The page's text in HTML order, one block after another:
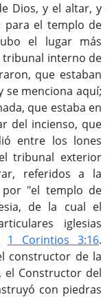
Dios, y el altar, y
para el templo de
el lugar más
tribunal interno de
que estaban
se menciona aquí;
que estaba en
del incienso, que
entre los lones
tribunal exterior
referidos a la
"el templo de
de la cual el
iglesias
1 Corintios 3:16.
constructor de la
el Constructor del
con piedras